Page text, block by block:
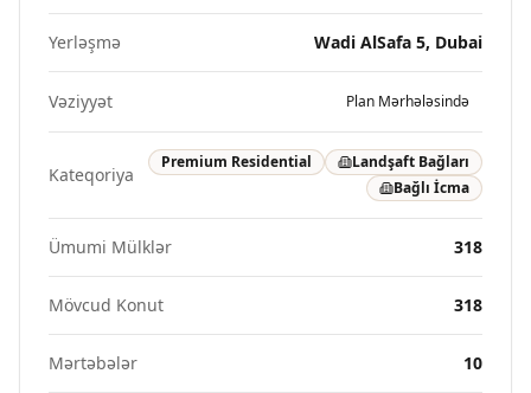
Yerləşmə Wadi AlSafa 5, Dubai
Vəziyyət Plan Mərhələsində
Kateqoriya
Premium Residential
Landşaft Bağları
Bağlı İcma
Ümumi Mülklər 318
Mövcud Konut 318
Mərtəbələr 10